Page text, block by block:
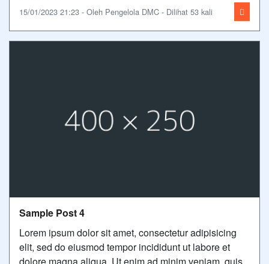
15/01/2023 21:23 - Oleh Pengelola DMC - Dilihat 53 kali
Sample Post 4
Lorem ipsum dolor sit amet, consectetur adipisicing
elit, sed do eiusmod tempor incididunt ut labore et